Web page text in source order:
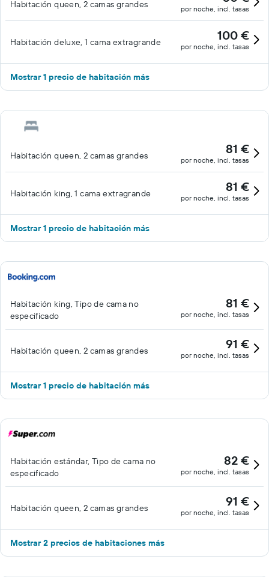
Habitación queen, 2 camas grandes por noche, incl. tasas
Habitación deluxe, 1 cama extragrande 100 €
por noche, incl. tasas
Mostrar 1 precio de habitación más
Habitación queen, 2 camas grandes 81 €
por noche, incl. tasas
Habitación king, 1 cama extragrande 81 €
por noche, incl. tasas
Mostrar 1 precio de habitación más
Habitación king, Tipo de cama no
especificado
81 €
por noche, incl. tasas
Habitación queen, 2 camas grandes 91 €
por noche, incl. tasas
Mostrar 1 precio de habitación más
Habitación estándar, Tipo de cama no
especificado
82 €
por noche, incl. tasas
Habitación queen, 2 camas grandes 91 €
por noche, incl. tasas
Mostrar 2 precios de habitaciones más